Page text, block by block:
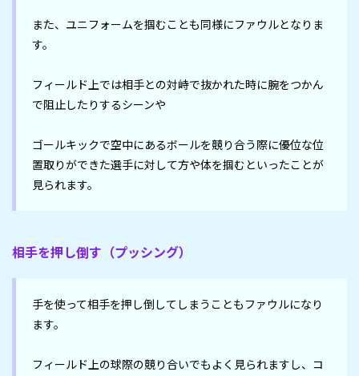
また、ユニフォームを掴むことも同様にファウルとなりま
す。
フィールド上では相手との対峙で抜かれた時に腕をつかん
で阻止したりするシーンや
ゴールキックで空中にあるボールを競り合う際に優位な位
置取りができた選手に対して方や体を掴むといったことが
見られます。
相手を押し倒す（プッシング）
手を使って相手を押し倒してしまうこともファウルになり
ます。
フィールド上の球際の競り合いでもよく見られますし、コ